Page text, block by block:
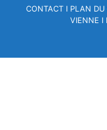
CONTACT I PLAN DU
VIENNE I